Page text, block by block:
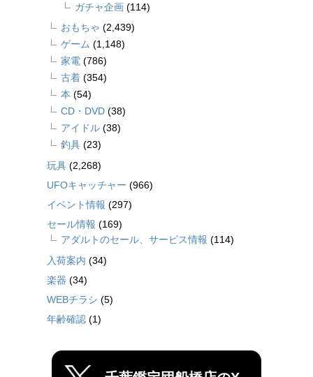
ガチャ企画 (114)
おもちゃ (2,439)
ゲーム (1,148)
家電 (786)
古着 (354)
本 (54)
CD・DVD (38)
アイドル (38)
釣具 (23)
玩具 (2,268)
UFOキャッチャー (966)
イベント情報 (297)
セール情報 (169)
アダルトのセール、サービス情報 (114)
入荷案内 (34)
楽器 (34)
WEBチラシ (5)
年齢確認 (1)